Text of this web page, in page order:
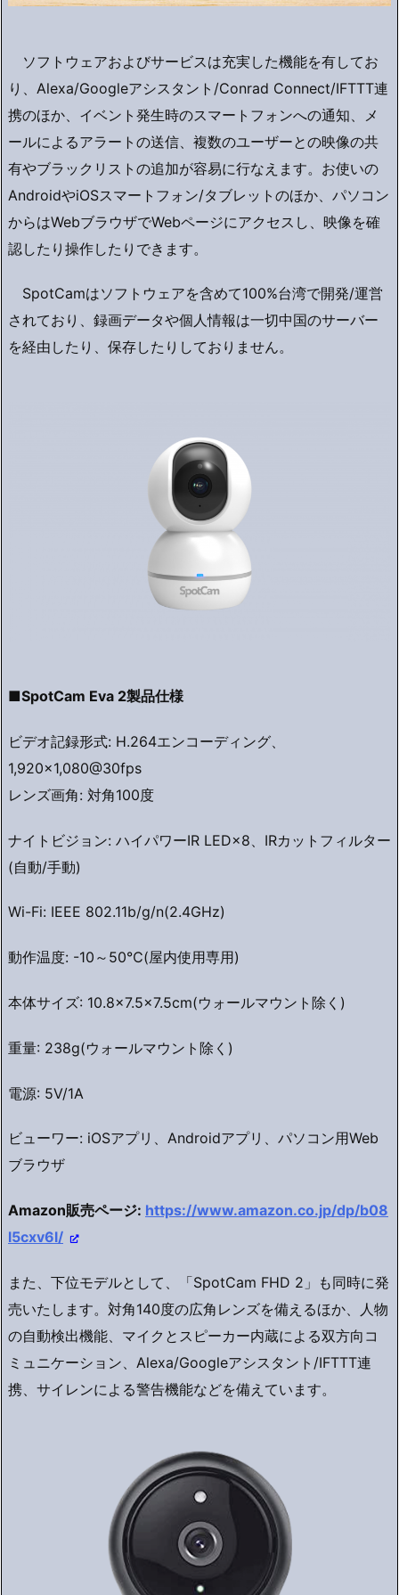
ソフトウェアおよびサービスは充実した機能を有してお
り、Alexa/Googleアシスタント/Conrad Connect/IFTTT連
携のほか、イベント発生時のスマートフォンへの通知、メ
ールによるアラートの送信、複数のユーザーとの映像の共
有やブラックリストの追加が容易に行なえます。お使いの
AndroidやiOSスマートフォン/タブレットのほか、パソコン
からはWebブラウザでWebページにアクセスし、映像を確
認したり操作したりできます。
SpotCamはソフトウェアを含めて100%台湾で開発/運営
されており、録画データや個人情報は一切中国のサーバー
を経由したり、保存したりしておりません。
■SpotCam Eva 2製品仕様
ビデオ記録形式: H.264エンコーディング、
1,920×1,080@30fps
レンズ画角: 対角100度
ナイトビジョン: ハイパワーIR LED×8、IRカットフィルター
(自動/手動)
Wi-Fi: IEEE 802.11b/g/n(2.4GHz)
動作温度: -10～50℃(屋内使用専用)
本体サイズ: 10.8×7.5×7.5cm(ウォールマウント除く)
重量: 238g(ウォールマウント除く)
電源: 5V/1A
ビューワー: iOSアプリ、Androidアプリ、パソコン用Web
ブラウザ
Amazon販売ページ: https://www.amazon.co.jp/dp/b08
l5cxv6l/
また、下位モデルとして、「SpotCam FHD 2」も同時に発
売いたします。対角140度の広角レンズを備えるほか、人物
の自動検出機能、マイクとスピーカー内蔵による双方向コ
ミュニケーション、Alexa/Googleアシスタント/IFTTT連
携、サイレンによる警告機能などを備えています。